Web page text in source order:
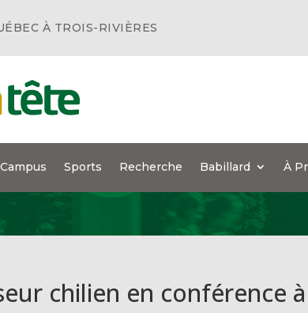
À TROIS-RIVIÈRES
Campus Sports Recherche Babillard À
chilien en conférence à